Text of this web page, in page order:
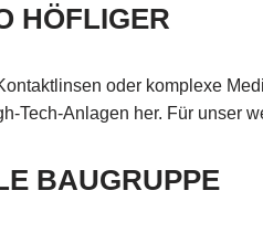
HÖFLIGER
oder komplexe
Tech-Anlagen her. Für unser
BAUGRUPPE